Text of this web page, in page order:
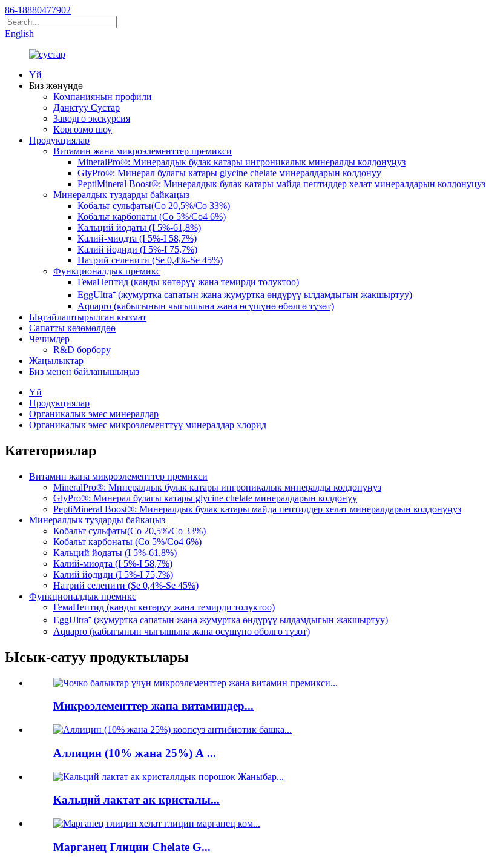
86-18880477902
English
Үй
Биз жөнүндө
Компаниянын профили
Даңктуу Сустар
Заводго экскурсия
Көргөзмө шоу
Продукциялар
Витамин жана микроэлементтер премикси
MineralPro®: Минералдык булак катары ингроникалык минералды колдонуңуз
GlyPro®: Минерал булагы катары glycine chelate минералдарын колдонуу
PeptiMineral Boost®: Минералдык булак катары майда пептиддер хелат минералдарын колдонуңуз
Минералдык туздарды байкаңыз
Кобальт сульфаты(Co 20,5%/Co 33%)
Кобальт карбонаты (Co 5%/Co4 6%)
Кальций йодаты (I 5%-61,8%)
Калий-миодта (I 5%-I 58,7%)
Калий йодиди (I 5%-I 75,7%)
Натрий селенити (Se 0,4%-Se 45%)
Функционалдык премикс
ГемаПептид (канды көтөрүү жана темирди толуктоо)
EggUltra⁺ (жумуртка сапатын жана жумуртка өндүрүү ылдамдыгын жакшыртуу)
Aquapro (кабыгынын чыгышына жана өсүшүнө өбөлгө түзөт)
Ыңгайлаштырылган кызмат
Сапатты көзөмөлдөө
Чечимдер
R&D борбору
Жаңылыктар
Биз менен байланышыңыз
Үй
Продукциялар
Органикалык эмес минералдар
Органикалык эмес микроэлементтүү минералдар хлорид
Категориялар
Витамин жана микроэлементтер премикси
MineralPro®: Минералдык булак катары ингроникалык минералды колдонуңуз
GlyPro®: Минерал булагы катары glycine chelate минералдарын колдонуу
PeptiMineral Boost®: Минералдык булак катары майда пептиддер хелат минералдарын колдонуңуз
Минералдык туздарды байкаңыз
Кобальт сульфаты(Co 20,5%/Co 33%)
Кобальт карбонаты (Co 5%/Co4 6%)
Кальций йодаты (I 5%-61,8%)
Калий-миодта (I 5%-I 58,7%)
Калий йодиди (I 5%-I 75,7%)
Натрий селенити (Se 0,4%-Se 45%)
Функционалдык премикс
ГемаПептид (канды көтөрүү жана темирди толуктоо)
EggUltra⁺ (жумуртка сапатын жана жумуртка өндүрүү ылдамдыгын жакшыртуу)
Aquapro (кабыгынын чыгышына жана өсүшүнө өбөлгө түзөт)
Ысык-сатуу продуктылары
Микроэлементтер жана витаминдер...
Аллицин (10% жана 25%) А ...
Кальций лактат ак кристалы...
Марганец Глицин Chelate G...